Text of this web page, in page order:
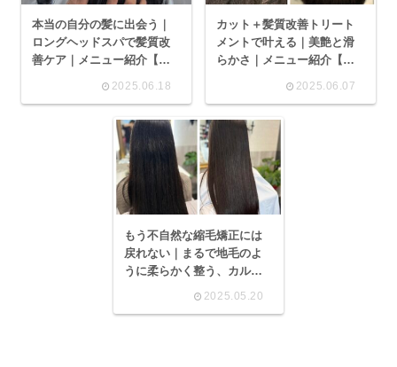
本当の自分の髪に出会う｜
ロングヘッドスパで髪質改
善ケア｜メニュー紹介【京
2025.06.18
カット＋髪質改善トリート
メントで叶える｜美艶と滑
らかさ｜メニュー紹介【京
2025.06.07
もう不自然な縮毛矯正には
戻れない｜まるで地毛のよ
うに柔らかく整う、カルミ
2025.05.20